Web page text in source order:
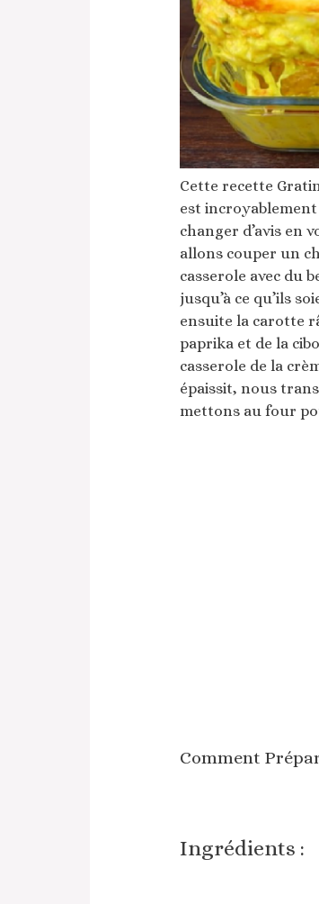
Cette recette
est incroyablement
changer d’avis en
allons couper un
casserole avec du
jusqu’à ce qu’ils
ensuite la carotte
paprika et de la
casserole de la
épaissit, nous
mettons au four
Comment
Ingrédients :